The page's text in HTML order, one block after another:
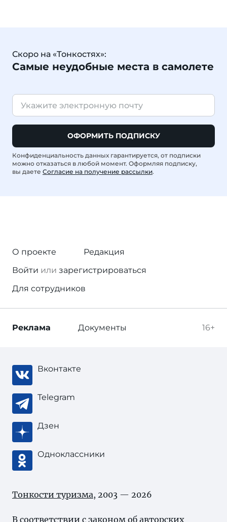
Скоро на «Тонкостях»:
Самые неудобные места в самолете
ОФОРМИТЬ ПОДПИСКУ
Конфиденциальность данных гарантируется, от подписки
можно отказаться в любой момент. Оформляя подписку,
вы даете Согласие на получение рассылки.
О проекте
Редакция
Войти или зарегистрироваться
Для сотрудников
16+
Реклама Документы
Вконтакте
Telegram
Дзен
Одноклассники
Тонкости туризма, 2003 — 2026
В соответствии с законом об авторских